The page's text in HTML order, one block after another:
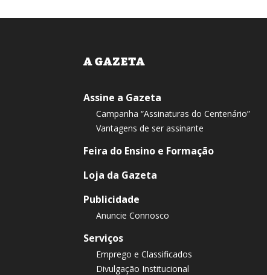
A GAZETA
Assine a Gazeta
Campanha “Assinaturas do Centenário”
Vantagens de ser assinante
Feira do Ensino e Formação
Loja da Gazeta
Publicidade
Anuncie Connosco
Serviços
Emprego e Classificados
Divulgação Institucional